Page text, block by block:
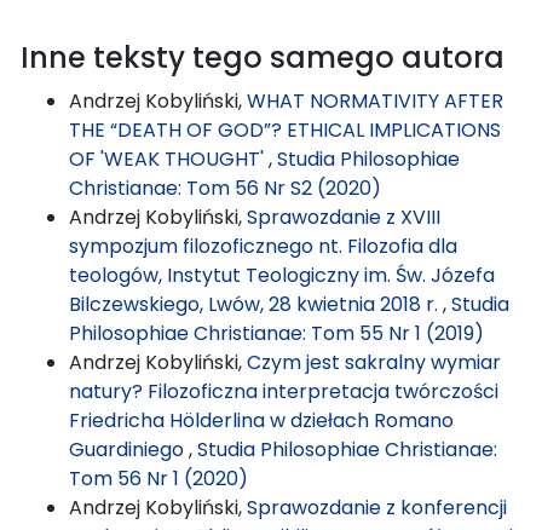
Inne teksty tego samego autora
Andrzej Kobyliński,WHAT NORMATIVITY AFTER
THE “DEATH OF GOD”? ETHICAL IMPLICATIONS
OF 'WEAK THOUGHT',Studia Philosophiae
Christianae: Tom 56 Nr S2 (2020)
Andrzej Kobyliński,Sprawozdanie z XVIII
sympozjum filozoficznego nt. Filozofia dla
teologów, Instytut Teologiczny im. Św. Józefa
Bilczewskiego, Lwów, 28 kwietnia 2018 r. ,Studia
Philosophiae Christianae: Tom 55 Nr 1 (2019)
Andrzej Kobyliński,Czym jest sakralny wymiar
natury? Filozoficzna interpretacja twórczości
Friedricha Hölderlina w dziełach Romano
Guardiniego,Studia Philosophiae Christianae:
Tom 56 Nr 1 (2020)
Andrzej Kobyliński,Sprawozdanie z konferencji